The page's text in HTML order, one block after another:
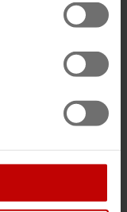
DE